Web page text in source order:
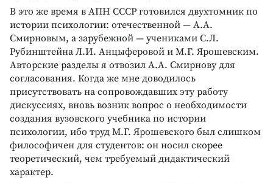
В это же время в АПН СССР готовился двухтомник по
истории психологии: отечественной — А.А.
Смирновым, а зарубежной — учениками С.Л.
Рубинштейна Л.И. Анцыферовой и М.Г. Ярошевским.
Авторские разделы я отвозил А.А. Смирнову для
согласования. Когда же мне доводилось
присутствовать на сопровождавших эту работу
дискуссиях, вновь возник вопрос о необходимости
создания вузовского учебника по истории
психологии, ибо труд М.Г. Ярошевского был слишком
философичен для студентов: он носил скорее
теоретический, чем требуемый дидактический
характер.